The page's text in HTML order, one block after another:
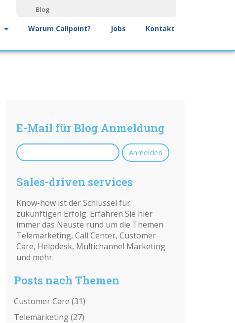
Blog
Warum Callpoint? Jobs Kontakt
E-Mail für Blog Anmeldung
Sales-driven services
Know-how ist der Schlüssel für
zukünftigen Erfolg. Erfahren Sie hier
immer das Neuste rund um die Themen
Telemarketing, Call Center, Customer
Care, Helpdesk, Multichannel Marketing
und mehr.
Posts nach Themen
Customer Care(31)
Telemarketing(27)